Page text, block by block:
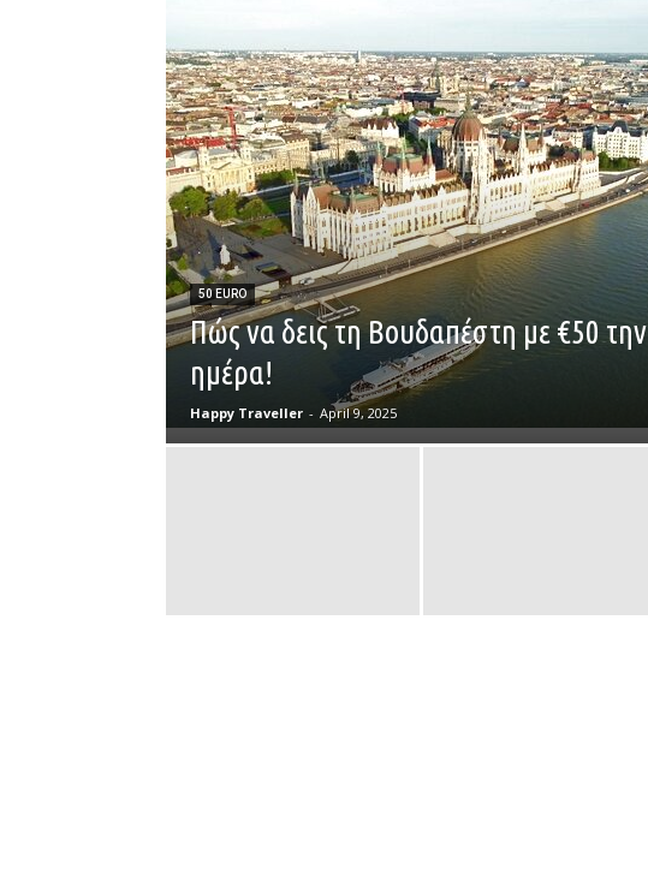
50 EURO
Πώς να δεις τη Βουδαπέστη με €50 την
ημέρα!
Happy Traveller - April 9, 2025